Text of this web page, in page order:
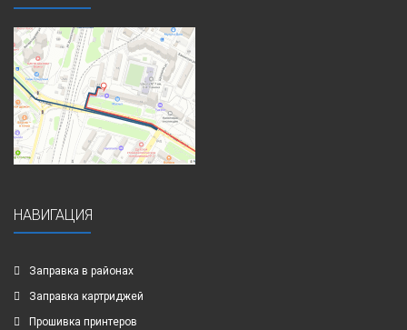
НАВИГАЦИЯ
Заправка в районах
Заправка картриджей
Прошивка принтеров